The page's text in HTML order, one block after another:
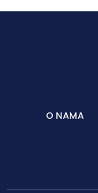
O NAMA